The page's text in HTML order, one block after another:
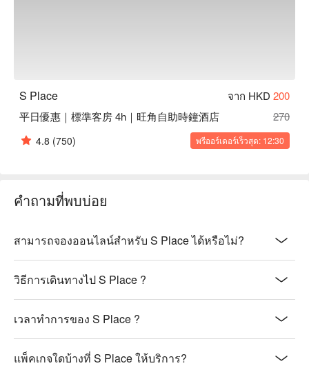
S Place จาก HKD 200
平日優惠｜標準客房 4h｜旺角自助時鐘酒店
270
4.8 (750) พรีออร์เดอร์เร็วสุด: 12:30
คำถามที่พบบ่อย
สามารถจองออนไลน์สำหรับ S Place ได้หรือไม่?
วิธีการเดินทางไป S Place ?
เวลาทำการของ S Place ?
แพ็คเกจใดบ้างที่ S Place ให้บริการ?